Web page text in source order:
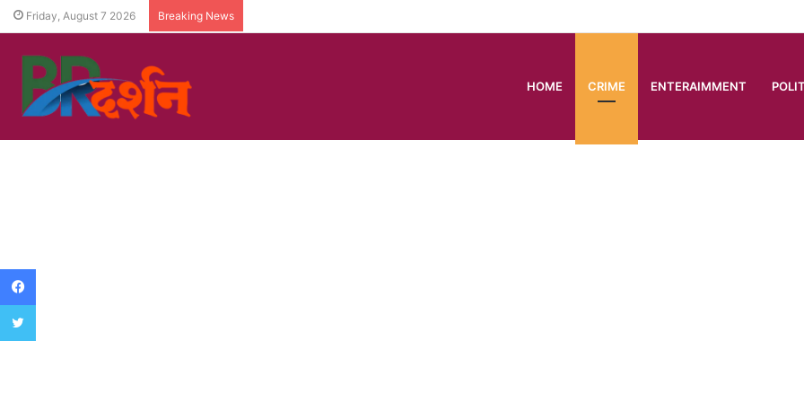
Friday, August 7 2026 Breaking News
HOME CRIME ENTERAIMMENT